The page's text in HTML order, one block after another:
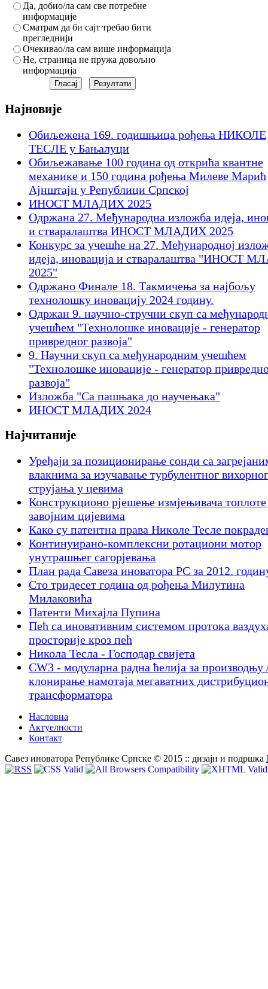
Да, добио/ла сам све потребне
информације
Сматрам да би сајт требао бити
прегледнији
Очекивао/ла сам више информација
Не, страница не пружа довољно
информација
Најновије
Обиљежена 169. годишњица рођења НИКОЛЕ
ТЕСЛЕ у Бањалуци
Обиљежавање 100 година од открића квантне
механике и 150 година рођења Милеве Марић
Ајнштајн у Републици Српској
ИНОСТ МЛАДИХ 2025
Одржана 27. Међународна изложба идеја,
и стваралаштва ИНОСТ МЛАДИХ 2025
Конкурс за учешће на 27. Међународној
идеја, иновација и стваралаштва "ИНОСТ
2025"
Oдржано Финале 18. Такмичења за најбољу
технолошку иновацију 2024 годину.
Одржан 9. научнo-стручни скуп са
учешћем "Технолошке иновације - генератор
привредног развоја"
9. Научни скуп са међународним учешћем
"Технолошке иновације - генератор
развоја"
Изложба "Са пашњака до научењака"
ИНОСТ МЛАДИХ 2024
Најчитаније
Уређаји за позиционирање сонди са
влакнима за изучавање турбулентног вихорног
струјања у цевима
Конструкционо рјешење измјењивача топлоте
завојним цијевима
Како су патентна права Никoлe Тесле
Континуирано-комплексни ротациони мотор
унутрашњег сагорјевања
План рада Савеза иноватора РС за 2012.
Сто тридесет година од рођења Милутина
Милаковића
Патенти Михајла Пупина
Пећ са иновативним системом протока
просторије кроз пећ
Никола Тесла - Господар свијета
CW3 - модуларна радна ћелија за производњу
клонирање намотаја мегаватних
трансформатора
Насловна
Актуелности
Контакт
Савез иноватора Републике Српске © 2015 :: дизајн и подршка